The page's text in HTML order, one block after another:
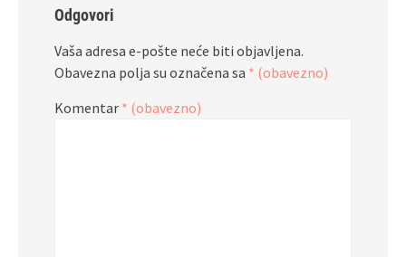
Odgovori
Vaša adresa e-pošte neće biti objavljena.
Obavezna polja su označena sa * (obavezno)
Komentar * (obavezno)